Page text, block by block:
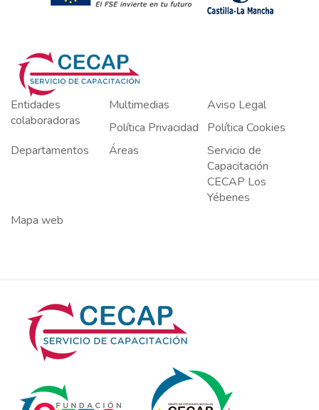
Entidades
colaboradoras
Multimedias
Aviso Legal
Política Privacidad
Política Cookies
Departamentos
Áreas
Servicio de
Capacitación
CECAP Los
Yébenes
Mapa web